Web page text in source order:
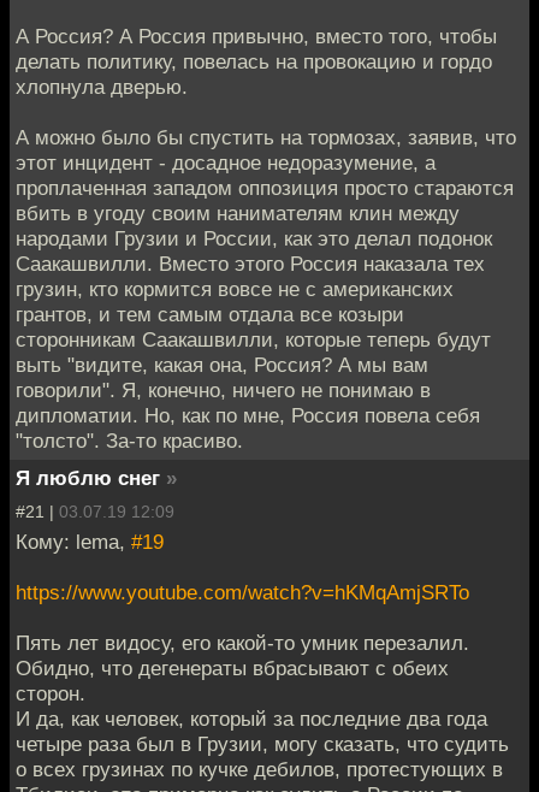
А Россия? А Россия привычно, вместо того, чтобы
делать политику, повелась на провокацию и гордо
хлопнула дверью.
А можно было бы спустить на тормозах, заявив, что
этот инцидент - досадное недоразумение, а
проплаченная западом оппозиция просто стараются
вбить в угоду своим нанимателям клин между
народами Грузии и России, как это делал подонок
Саакашвилли. Вместо этого Россия наказала тех
грузин, кто кормится вовсе не с американских
грантов, и тем самым отдала все козыри
сторонникам Саакашвилли, которые теперь будут
выть "видите, какая она, Россия? А мы вам
говорили". Я, конечно, ничего не понимаю в
дипломатии. Но, как по мне, Россия повела себя
"толсто". За-то красиво.
Я люблю снег »
#21 | 03.07.19 12:09
Кому: lema, #19
https://www.youtube.com/watch?v=hKMqAmjSRTo
Пять лет видосу, его какой-то умник перезалил.
Обидно, что дегенераты вбрасывают с обеих
сторон.
И да, как человек, который за последние два года
четыре раза был в Грузии, могу сказать, что судить
о всех грузинах по кучке дебилов, протестующих в